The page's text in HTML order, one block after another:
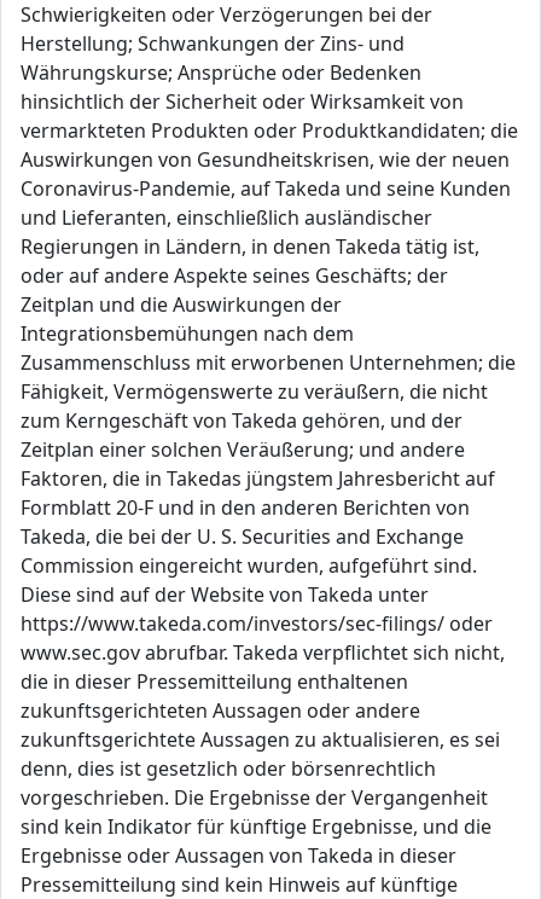
Schwierigkeiten oder Verzögerungen bei der
Herstellung; Schwankungen der Zins- und
Währungskurse; Ansprüche oder Bedenken
hinsichtlich der Sicherheit oder Wirksamkeit von
vermarkteten Produkten oder Produktkandidaten; die
Auswirkungen von Gesundheitskrisen, wie der neuen
Coronavirus-Pandemie, auf Takeda und seine Kunden
und Lieferanten, einschließlich ausländischer
Regierungen in Ländern, in denen Takeda tätig ist,
oder auf andere Aspekte seines Geschäfts; der
Zeitplan und die Auswirkungen der
Integrationsbemühungen nach dem
Zusammenschluss mit erworbenen Unternehmen; die
Fähigkeit, Vermögenswerte zu veräußern, die nicht
zum Kerngeschäft von Takeda gehören, und der
Zeitplan einer solchen Veräußerung; und andere
Faktoren, die in Takedas jüngstem Jahresbericht auf
Formblatt 20-F und in den anderen Berichten von
Takeda, die bei der U. S. Securities and Exchange
Commission eingereicht wurden, aufgeführt sind.
Diese sind auf der Website von Takeda unter
https://www.takeda.com/investors/sec-filings/ oder
www.sec.gov abrufbar. Takeda verpflichtet sich nicht,
die in dieser Pressemitteilung enthaltenen
zukunftsgerichteten Aussagen oder andere
zukunftsgerichtete Aussagen zu aktualisieren, es sei
denn, dies ist gesetzlich oder börsenrechtlich
vorgeschrieben. Die Ergebnisse der Vergangenheit
sind kein Indikator für künftige Ergebnisse, und die
Ergebnisse oder Aussagen von Takeda in dieser
Pressemitteilung sind kein Hinweis auf künftige